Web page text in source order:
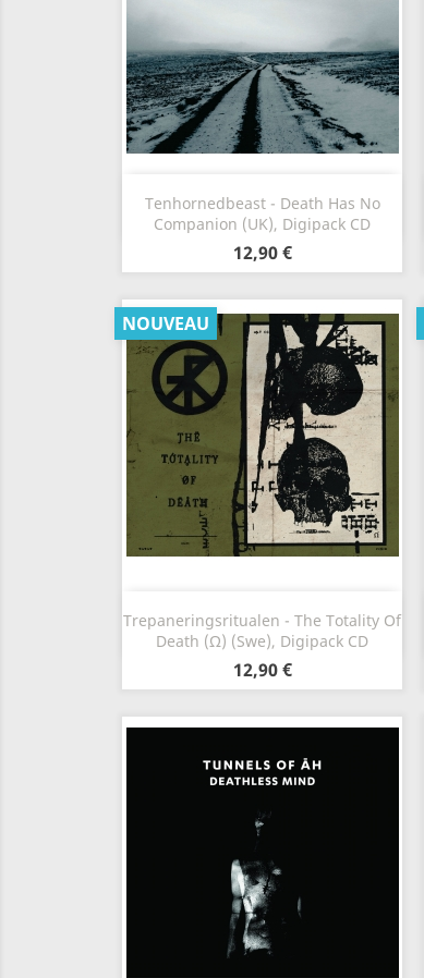
Tenhornedbeast - Death Has No
Companion (UK), Digipack CD
12,90 €
 Aperçu rapide
Trepaneringsritualen - The Totality Of
Death (Ω) (Swe), Digipack CD
12,90 €
NOUVEAU
 Aperçu rapide